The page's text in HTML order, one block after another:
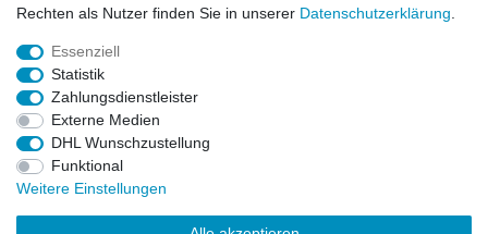
Handelsgesellschaft mbH.
Alle Markennamen, Warenzeichen sowie sämtliche Produktbilder
und Beschreibungen sind Eigentum Ihrer rechtmäßigen
Eigentümer und dienen hier nur der Beschreibung.
Preise nur für registrierte Händler, ansonsten zeigt der Shop 0,00
€
LEGO, das LEGO Logo, die Minifigur, DUPLO, LEGENDS OF
Rechten als Nutzer finden Sie in unserer Daten­schutz­erklärung
Essenziell
Statistik
Zahlungsdienstleister
Externe Medien
DHL Wunschzustellung
Funktional
Weitere Einstellungen